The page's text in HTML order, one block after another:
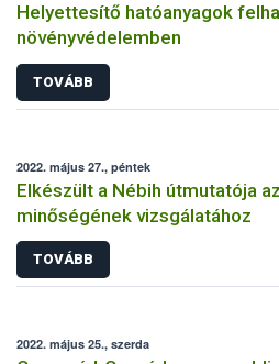
Helyettesítő hatóanyagok
növényvédelemben
TOVÁBB
2022. május 27., péntek
Elkészült a Nébih útmutatója
minőségének vizsgálatához
TOVÁBB
2022. május 25., szerda